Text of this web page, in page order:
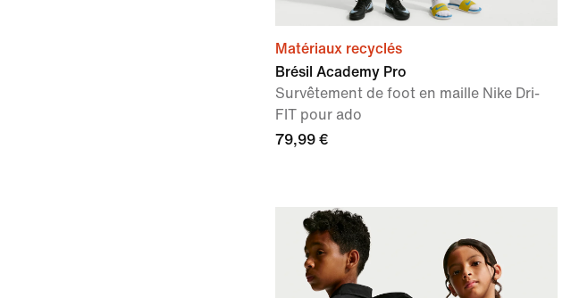
Matériaux recyclés
Brésil Academy Pro
Survêtement de foot en maille Nike Dri-
FIT pour ado
79,99 €